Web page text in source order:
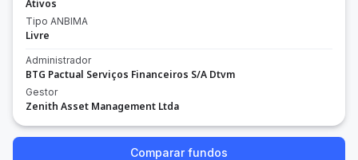
Ativos
Tipo ANBIMA
Livre
Administrador
BTG Pactual Serviços Financeiros S/A Dtvm
Gestor
Zenith Asset Management Ltda
Comparar fundos